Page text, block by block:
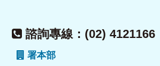
諮詢專線：(02) 4121166
署本部